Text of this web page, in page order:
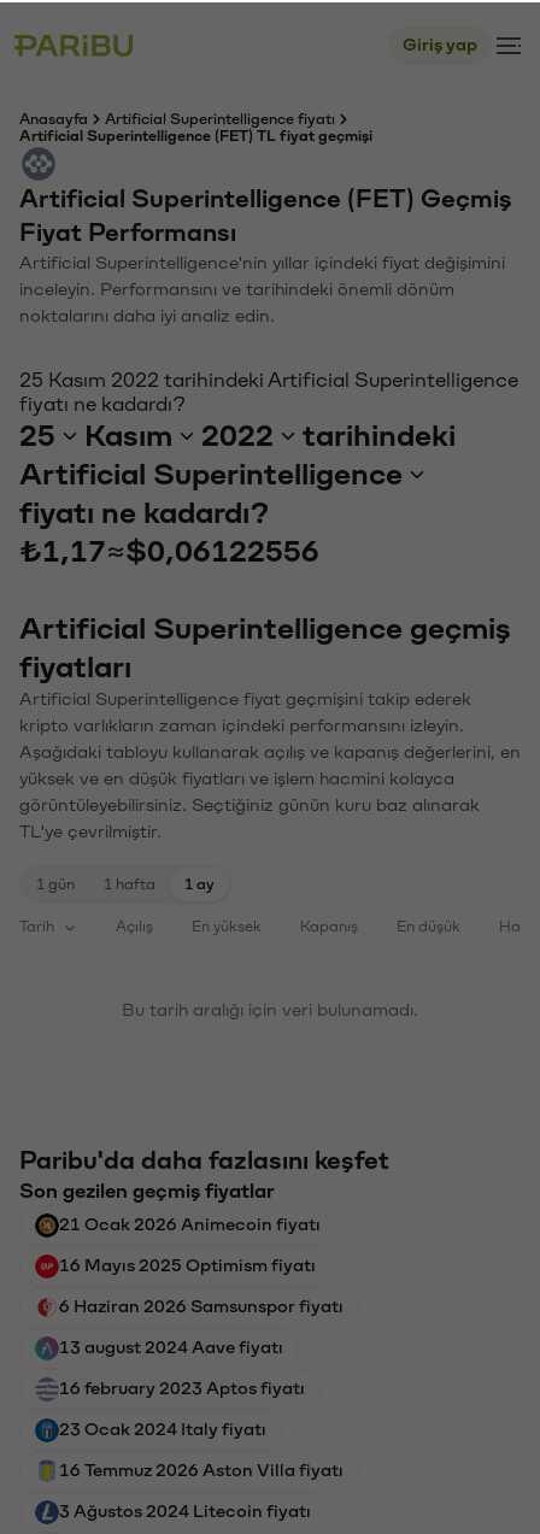
Giriş yap
Anasayfa
Artificial Superintelligence fiyatı
Artificial Superintelligence (FET) TL fiyat geçmişi
Artificial Superintelligence (FET) Geçmiş
Fiyat Performansı
Artificial Superintelligence'nin yıllar içindeki fiyat değişimini
inceleyin. Performansını ve tarihindeki önemli dönüm
noktalarını daha iyi analiz edin.
25 Kasım 2022 tarihindeki Artificial Superintelligence
fiyatı ne kadardı?
25 Kasım 2022
tarihindeki
Artificial Superintelligence
fiyatı ne kadardı?
₺1,17≈$0,06122556
Artificial Superintelligence geçmiş
fiyatları
Artificial Superintelligence fiyat geçmişini takip ederek
kripto varlıkların zaman içindeki performansını izleyin.
Aşağıdaki tabloyu kullanarak açılış ve kapanış değerlerini, en
yüksek ve en düşük fiyatları ve işlem hacmini kolayca
görüntüleyebilirsiniz. Seçtiğiniz günün kuru baz alınarak
TL'ye çevrilmiştir.
1 gün 1 hafta 1 ay
Tarih Açılış En yüksek Kapanış En düşük
Bu tarih aralığı için veri bulunamadı.
Paribu'da daha fazlasını keşfet
Son gezilen geçmiş fiyatlar
21 Ocak 2026 Animecoin fiyatı
16 Mayıs 2025 Optimism fiyatı
6 Haziran 2026 Samsunspor fiyatı
13 august 2024 Aave fiyatı
16 february 2023 Aptos fiyatı
23 Ocak 2024 Italy fiyatı
16 Temmuz 2026 Aston Villa fiyatı
3 Ağustos 2024 Litecoin fiyatı